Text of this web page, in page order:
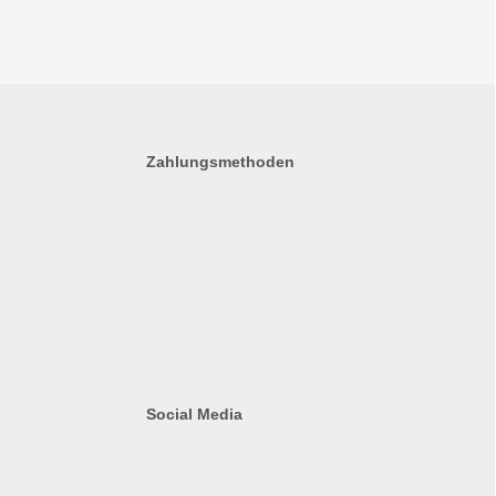
Zahlungsmethoden
Social Media